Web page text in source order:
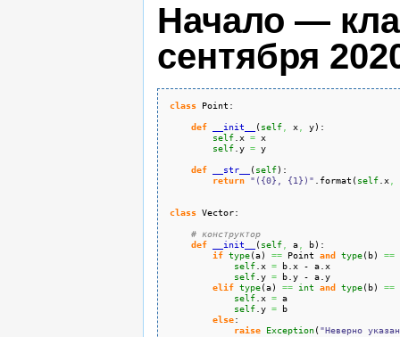
Начало —
сентября
class Point:
def
__init__ (self, x, y) :
self.x = x
self.y = y
def
__str__ (self) :
return
"({0}, {1})" . format (self.x,
class Vector:
# конструктор
def
__init__ (self, a, b) :
if type(a) == Point and type(b) ==
self.x = b.x - a.x
self.y = b.y - a.y
elif type(a) == int and type(b) ==
self.x = a
self.y = b
else:
raise
Exception("Неверно